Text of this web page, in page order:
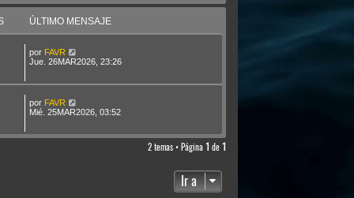
ÚLTIMO MENSAJE
por FAVR
Jue. 26MAR2026, 23:26
por FAVR
Mié. 25MAR2026, 03:52
2 temas • Página 1 de 1
Ir a